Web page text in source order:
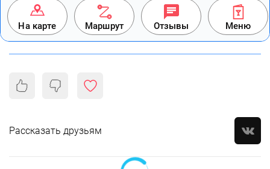
На карте Маршрут Отзывы Меню
Рассказать друзьям